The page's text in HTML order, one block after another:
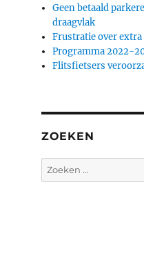
Geen betaald
draagvlak
Frustratie over
Programma 2022-
Flitsfietsers
ZOEKEN
Zoeken
naar: